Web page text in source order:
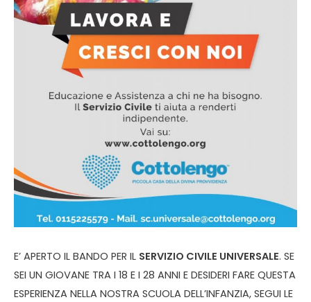
E’ APERTO IL BANDO PER IL SERVIZIO CIVILE UNIVERSALE. SE
SEI UN GIOVANE TRA I 18 E I 28 ANNI E DESIDERI FARE QUESTA
ESPERIENZA NELLA NOSTRA SCUOLA DELL’INFANZIA, SEGUI LE